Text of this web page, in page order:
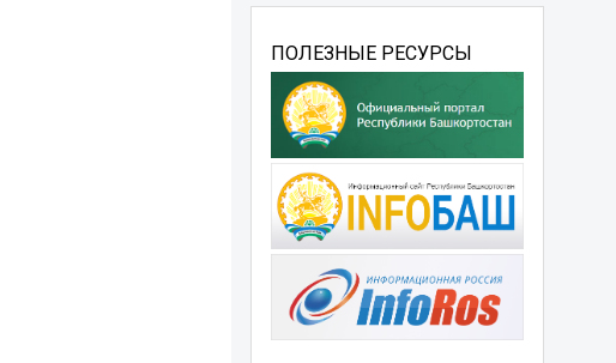
ПОЛЕЗНЫЕ РЕСУРСЫ